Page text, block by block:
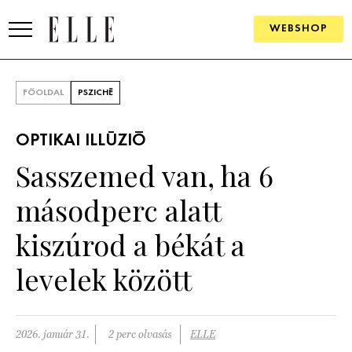
WEBSHOP
SZÉPSÉG
PSZICHÉ
PÁRKAPCSOLAT
FŐOLDAL PSZICHÉ
OPTIKAI ILLÚZIÓ
Sasszemed van, ha 6
másodperc alatt
kiszúrod a békát a
levelek között
2026. január 31. 2 perc olvasás ELLE